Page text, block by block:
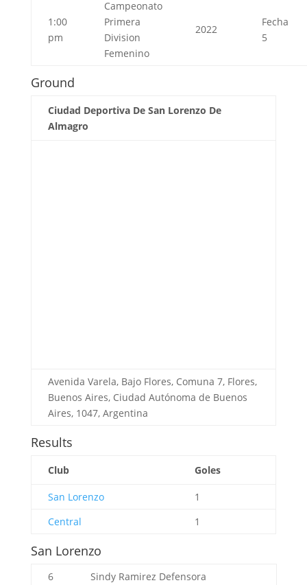
1:00
pm
Campeonato
Primera
Division
Femenino
2022
Fecha
5
Ground
Ciudad Deportiva De San Lorenzo De
Almagro
Avenida Varela, Bajo Flores, Comuna 7, Flores,
Buenos Aires, Ciudad Autónoma de Buenos
Aires, 1047, Argentina
Results
Club Goles
San Lorenzo
1
Central
1
San Lorenzo
6 Sindy Ramirez Defensora